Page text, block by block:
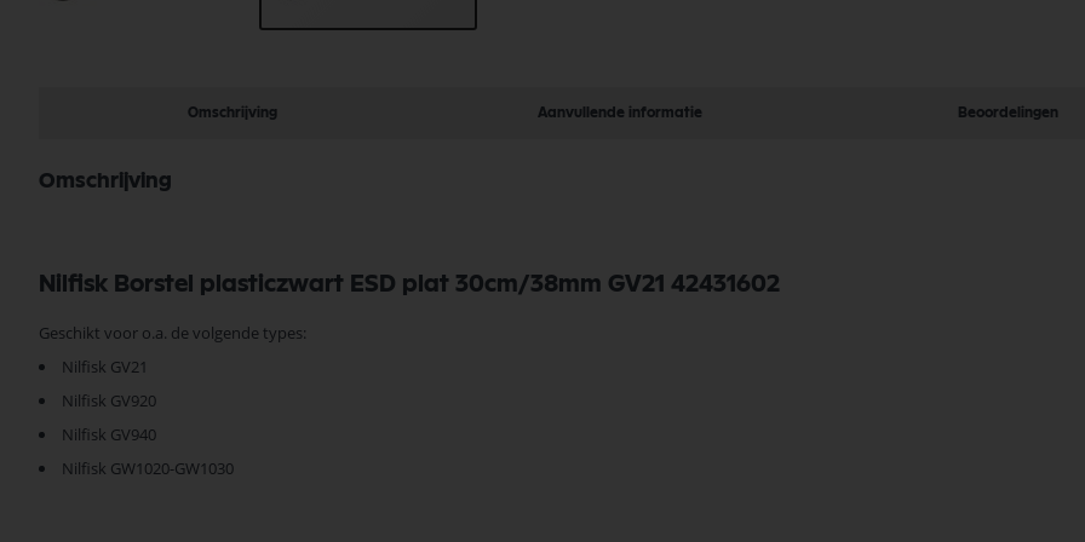
afbeeldingen-
gallerij
Omschrijving Aanvullende informatie Beoordelingen
Omschrijving
Nilfisk Borstel plasticzwart ESD plat 30cm/38mm GV21 42431602
Geschikt voor o.a. de volgende types:
Nilfisk GV21
Nilfisk GV920
Nilfisk GV940
Nilfisk GW1020-GW1030